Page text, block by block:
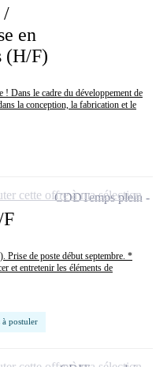
/
en
(H/F)
Dans le cadre du développement de
la conception, la fabrication et le
Prise de poste début septembre. *
et entretenir les éléments de
à postuler
CDDTemps plein
cette offre à ma sélection